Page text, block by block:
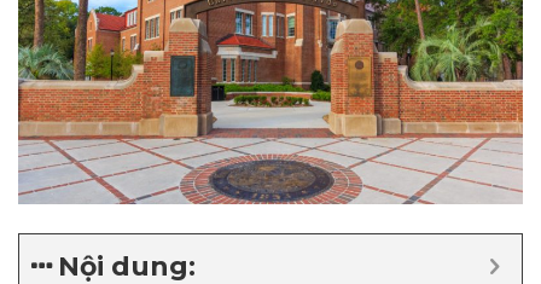
Nội dung: